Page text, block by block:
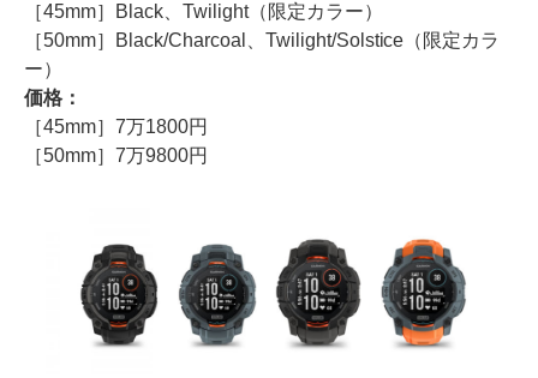
［45mm］Black、Twilight（限定カラー）
［50mm］Black/Charcoal、Twilight/Solstice（限定カラ
ー）
価格：
［45mm］7万1800円
［50mm］7万9800円